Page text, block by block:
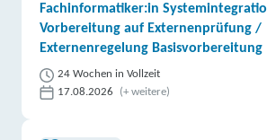
Fachinformatiker:in
Vorbereitung auf Externenprüfung /
Externenregelung Basisvorbereitung
24 Wochen in Vollzeit
17.08.2026
(+ weitere)